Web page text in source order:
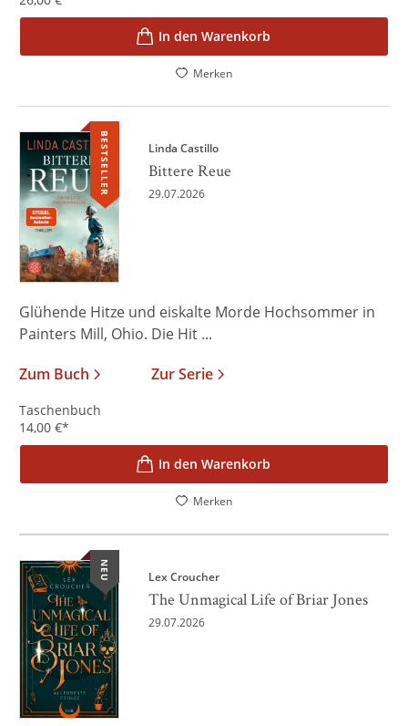
In den Warenkorb
Merken
BESTSELLER Linda Castillo
Bittere Reue
29.07.2026
Glühende Hitze und eiskalte Morde Hochsommer in
Painters Mill, Ohio. Die Hit ...
Zum Buch
Zur Serie
Taschenbuch
14,00 €*
In den Warenkorb
Merken
NEU Lex Croucher
The Unmagical Life of Briar Jones
29.07.2026